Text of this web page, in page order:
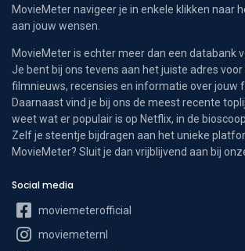
MovieMeter navigeer je in enkele klikken naar
aan jouw wensen.
MovieMeter is echter meer dan een databank
Je bent bij ons tevens aan het juiste adres
filmnieuws, recensies en informatie over jouw
Daarnaast vind je bij ons de meest recente
weet wat er populair is op Netflix, in de
Zelf je steentje bijdragen aan het unieke
MovieMeter? Sluit je dan vrijblijvend aan bij
Social media
moviemeterofficial
moviemeternl